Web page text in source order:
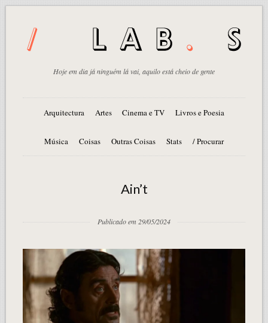
Hoje em dia já ninguém lá vai, aquilo está cheio de gente
Arquitectura Artes Cinema e TV Livros e Poesia
Música Coisas Outras Coisas Stats / Procurar
Ain’t
Publicado em 29/05/2024